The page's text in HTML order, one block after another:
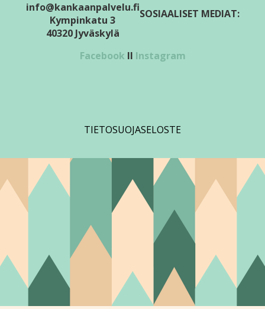
info@kankaanpalvelu.fi
Kympinkatu 3
40320 Jyväskylä
SOSIAALISET MEDIAT:
Facebook II Instagram
TIETOSUOJASELOSTE